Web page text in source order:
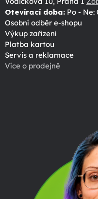
Otevírací doba: Po - Ne:
Osobní odběr e-shopu
Výkup zařízení
Platba kartou
Servis a reklamace
Více o prodejně